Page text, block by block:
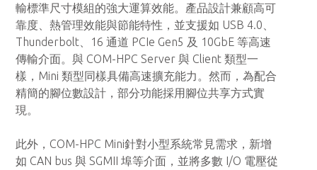
輸標準尺寸模組的強大運算效能。產品設計兼顧高可
靠度、熱管理效能與節能特性，並支援如 USB 4.0、
Thunderbolt、16 通道 PCIe Gen5 及 10GbE 等高速
傳輸介面。與 COM-HPC Server 與 Client 類型一
樣，Mini 類型同樣具備高速擴充能力。然而，為配合
精簡的腳位數設計，部分功能採用腳位共享方式實
現。
此外，COM-HPC Mini針對小型系統常見需求，新增
如 CAN bus 與 SGMII 埠等介面，並將多數 I/O 電壓從